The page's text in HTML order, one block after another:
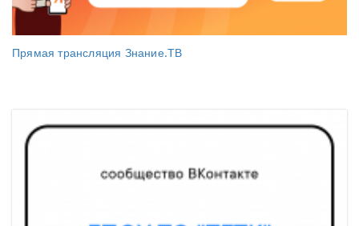
Прямая трансляция Знание.ТВ